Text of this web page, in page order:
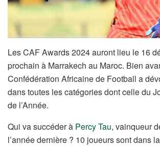
Les CAF Awards 2024 auront lieu le 16
prochain à Marrakech au Maroc. Bien
Confédération Africaine de Football a
dans toutes les catégories dont celle du
de l’Année.
Qui va succéder à Percy Tau, vainqueur
l’année dernière ? 10 joueurs sont dans